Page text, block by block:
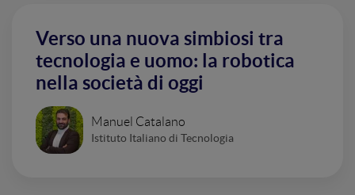
Verso una nuova simbiosi tra
tecnologia e uomo: la robotica
nella società di oggi
Manuel Catalano
Istituto Italiano di Tecnologia